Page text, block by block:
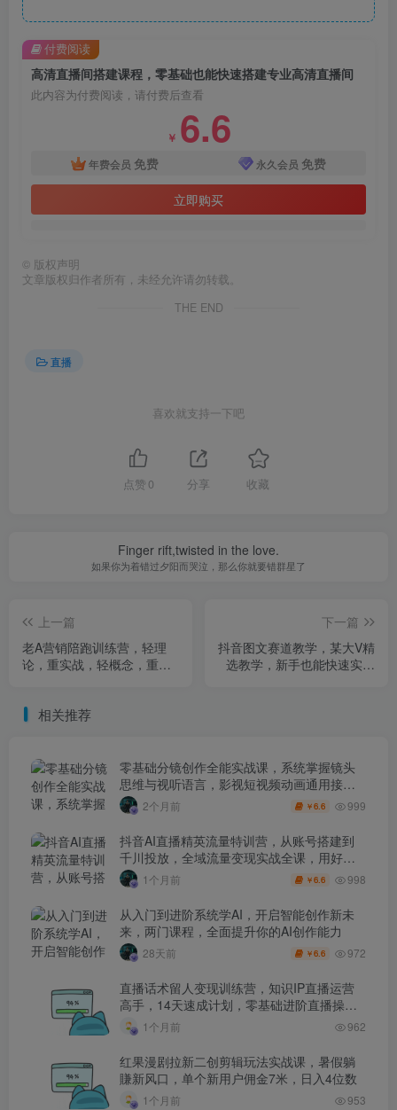
高清直播间搭建课程，零基础也能快速搭建专业高清直播间
此内容为付费阅读，请付费后查看
￥ 6.6
年费会员 免费 永久会员 免费
立即购买
付费阅读
© 版权声明
文章版权归作者所有，未经允许请勿转载。
THE END
直播
喜欢就支持一下吧
点赞 0 分享 收藏
Finger rift,twisted in the love.
如果你为着错过夕阳而哭泣，那么你就要错群星了
上一篇
老A营销陪跑训练营，轻理
论，重实战，轻概念，重本
下一篇
抖音图文赛道教学，某大V精
选教学，新手也能快速实现
相关推荐
零基础分镜创作全能实战课，系统掌握镜头
思维与视听语言，影视短视频动画通用接单
技能2个月前 ￥6.6 999
抖音AI直播精英流量特训营，从账号搭建到
千川投放，全域流量变现实战全课，用好工
具让賺钱更简单
1个月前 ￥6.6 998
从入门到进阶系统学AI，开启智能创作新未
来，两门课程，全面提升你的AI创作能力
28天前 ￥6.6 972
直播话术留人变现训练营，知识IP直播运营
高手，14天速成计划，零基础进阶直播操盘
手
1个月前 962
红果漫剧拉新二创剪辑玩法实战课，暑假躺
賺新风口，单个新用户佣金7米，日入4位数
1个月前 953